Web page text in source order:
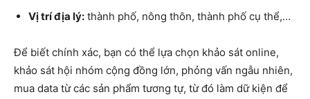
Vị trí địa lý: thành phố, nông thôn, thành phố cụ thể,…
Để biết chính xác, bạn có thể lựa chọn khảo sát online,
khảo sát hội nhóm cộng đồng lớn, phỏng vấn ngẫu nhiên,
mua data từ các sản phẩm tương tự, từ đó làm dữ kiện để